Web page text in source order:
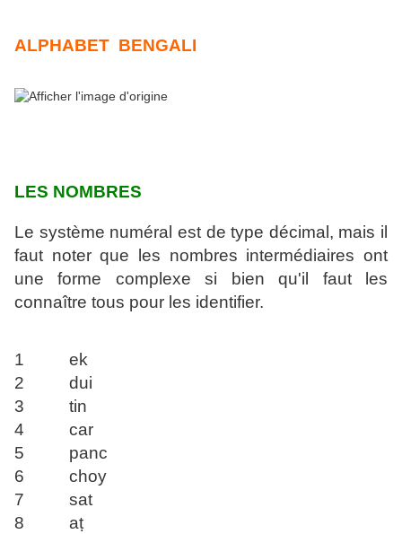
ALPHABET BENGALI
LES NOMBRES
Le système numéral est de type décimal, mais il
faut noter que les nombres intermédiaires ont
une forme complexe si bien qu'il faut les
connaître tous pour les identifier.
1 ek
2 dui
3 tin
4 car
5 panc
6 choy
7 sat
8 aṭ